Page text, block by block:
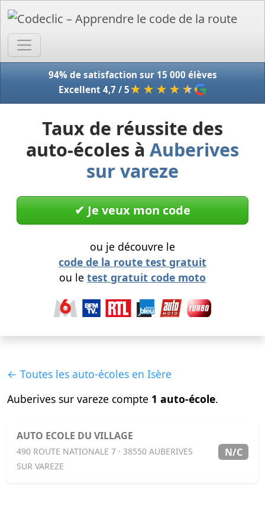
94% de satisfaction sur 15 000 élèves
Excellent 4,7 / 5★★★★ ★
Taux de réussite des
auto-écoles à Auberives
sur vareze
✔︎ Je veux mon code
ou je découvre le
code de la route test gratuit
ou le test gratuit code moto
← Toutes les auto-écoles en Isère
Auberives sur vareze compte 1 auto-école.
AUTO ECOLE DU VILLAGE
490 ROUTE NATIONALE 7 · 38550 AUBERIVES
SUR VAREZE
N/C